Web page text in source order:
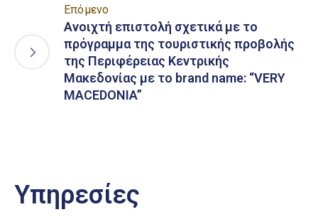
Επόμενο
Ανοιχτή επιστολή σχετικά με το
πρόγραμμα της τουριστικής προβολής
της Περιφέρειας Κεντρικής
Μακεδονίας με το brand name: “VERY
MACEDONIA”
Υπηρεσίες